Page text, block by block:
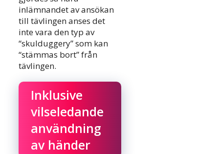
inlämnandet av ansökan
till tävlingen anses det
inte vara den typ av
“skulduggery” som kan
“stämmas bort” från
tävlingen.
Inklusive
vilseledande
användning
av händer